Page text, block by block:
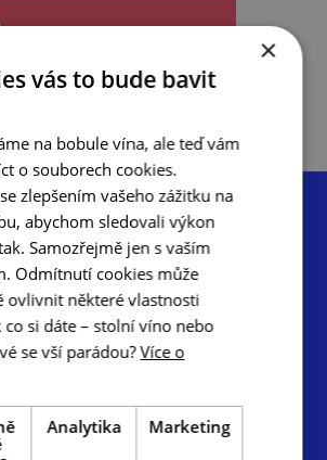
do oblíbených
ruchu – Jižní Morava, z.s.p.o.
2, 602 00 Brno
info@ccrjm.cz
×
vás to bude bavit
na bobule vína, ale teď vám
o souborech cookies.
zlepšením vašeho zážitku na
abychom sledovali výkon
Samozřejmě jen s vaším
Odmítnutí cookies může
ovlivnit některé vlastnosti
co si dáte – stolní víno nebo
se vší parádou?Více o
Analytika Marketing